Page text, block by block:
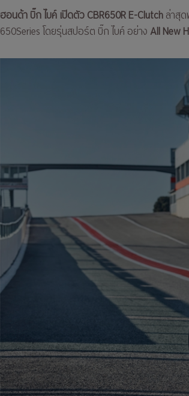
ฮอนด้า บิ๊ก ไบค์ เปิดตัว CBR650R E-Clutchล่าสุด
650Series โดยรุ่นสปอร์ต บิ๊ก ไบค์ อย่างAll New